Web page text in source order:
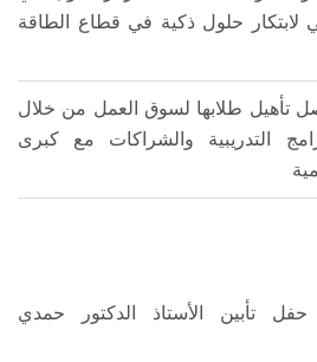
لابتكار حلول ذكية في قطاع الطاقة
طلابها لسوق العمل من خلال
التدريبية والشراكات مع كبرى
تأبين الأستاذ الدكتور حمدي